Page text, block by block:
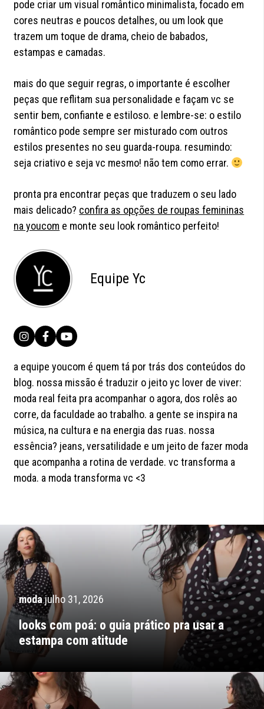
pode criar um visual romântico minimalista, focado em
cores neutras e poucos detalhes, ou um look que
trazem um toque de drama, cheio de babados,
estampas e camadas.
mais do que seguir regras, o importante é escolher
peças que reflitam sua personalidade e façam vc se
sentir bem, confiante e estiloso. e lembre-se: o estilo
romântico pode sempre ser misturado com outros
estilos presentes no seu guarda-roupa. resumindo:
seja criativo e seja vc mesmo! não tem como errar.
pronta pra encontrar peças que traduzem o seu lado
mais delicado? confira as opções de roupas femininas
na youcom e monte seu look romântico perfeito!
Equipe Yc
a equipe youcom é quem tá por trás dos conteúdos do
blog. nossa missão é traduzir o jeito yc lover de viver:
moda real feita pra acompanhar o agora, dos rolês ao
corre, da faculdade ao trabalho. a gente se inspira na
música, na cultura e na energia das ruas. nossa
essência? jeans, versatilidade e um jeito de fazer moda
que acompanha a rotina de verdade. vc transforma a
moda. a moda transforma vc <3
modajulho 31, 2026
looks com poá: o guia prático pra usar a
estampa com atitude